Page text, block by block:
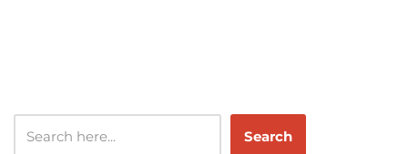
Search